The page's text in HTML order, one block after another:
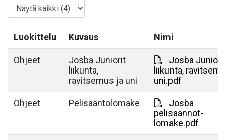
Luokittelu Kuvaus Nimi
Ohjeet
Josba Juniorit
liikunta,
ravitsemus ja uni
Josba Juniorit
liikunta,
uni.pdf
Ohjeet Pelisääntölomake
Josba
pelisaannot-
lomake.pdf